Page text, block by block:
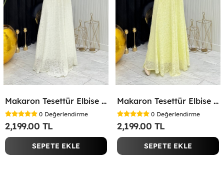
Makaron Tesettür Elbise Beyaz Beyaz
0 Değerlendirme
2,199.00 TL
SEPETE EKLE
Makaron Tesettür Elbise Sarı Sarı
0 Değerlendirme
2,199.00 TL
SEPETE EKLE